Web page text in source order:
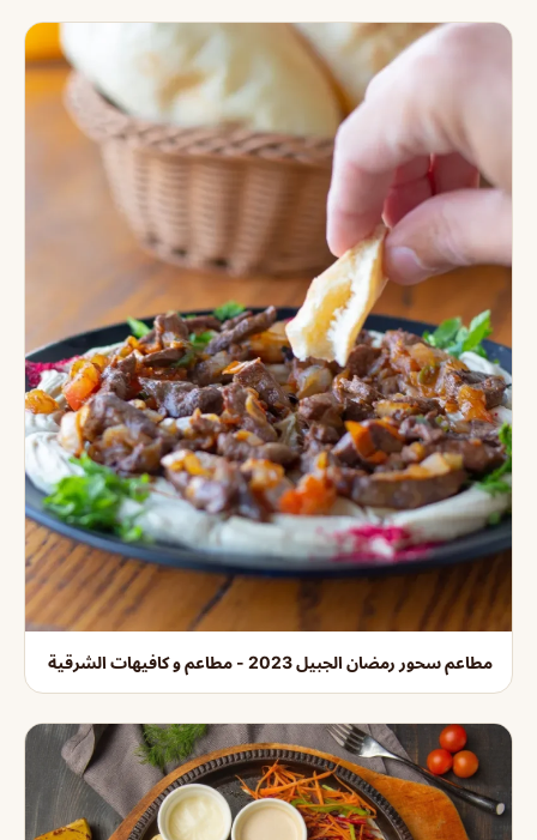
مطاعم سحور رمضان الجبيل 2023 - مطاعم و كافيهات الشرقية